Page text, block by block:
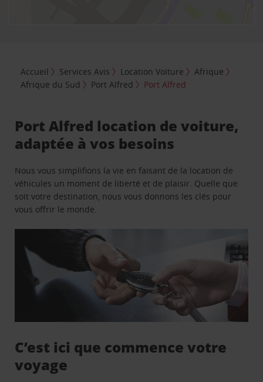
Accueil Services Avis Location Voiture
Afrique
Afrique du Sud
Port Alfred Port Alfred
Port Alfred location de voiture,
adaptée à vos besoins
Nous vous simplifions la vie en faisant de la location de
véhicules un moment de liberté et de plaisir. Quelle que
soit votre destination, nous vous donnons les clés pour
vous offrir le monde.
C’est ici que commence votre
voyage